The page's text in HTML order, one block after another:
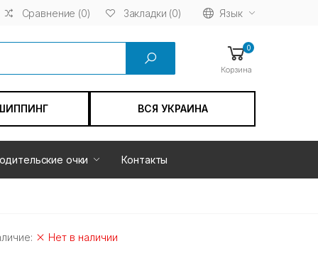
Сравнение (0) Закладки (0) Язык
0
Корзина
ВСЯ УКРАИНА
очки Контакты
Нет в наличии